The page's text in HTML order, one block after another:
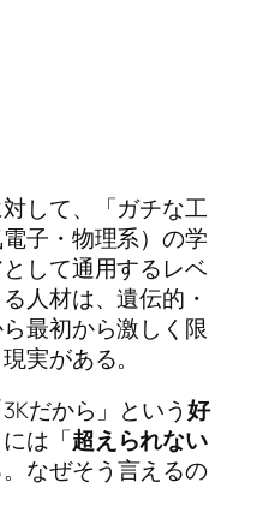
して、「ガチな工
子・物理系）の学
して通用するレベ
人材は、遺伝的・
最初から激しく限
実がある。
だから」という好
は「超えられない
なぜそう言えるの